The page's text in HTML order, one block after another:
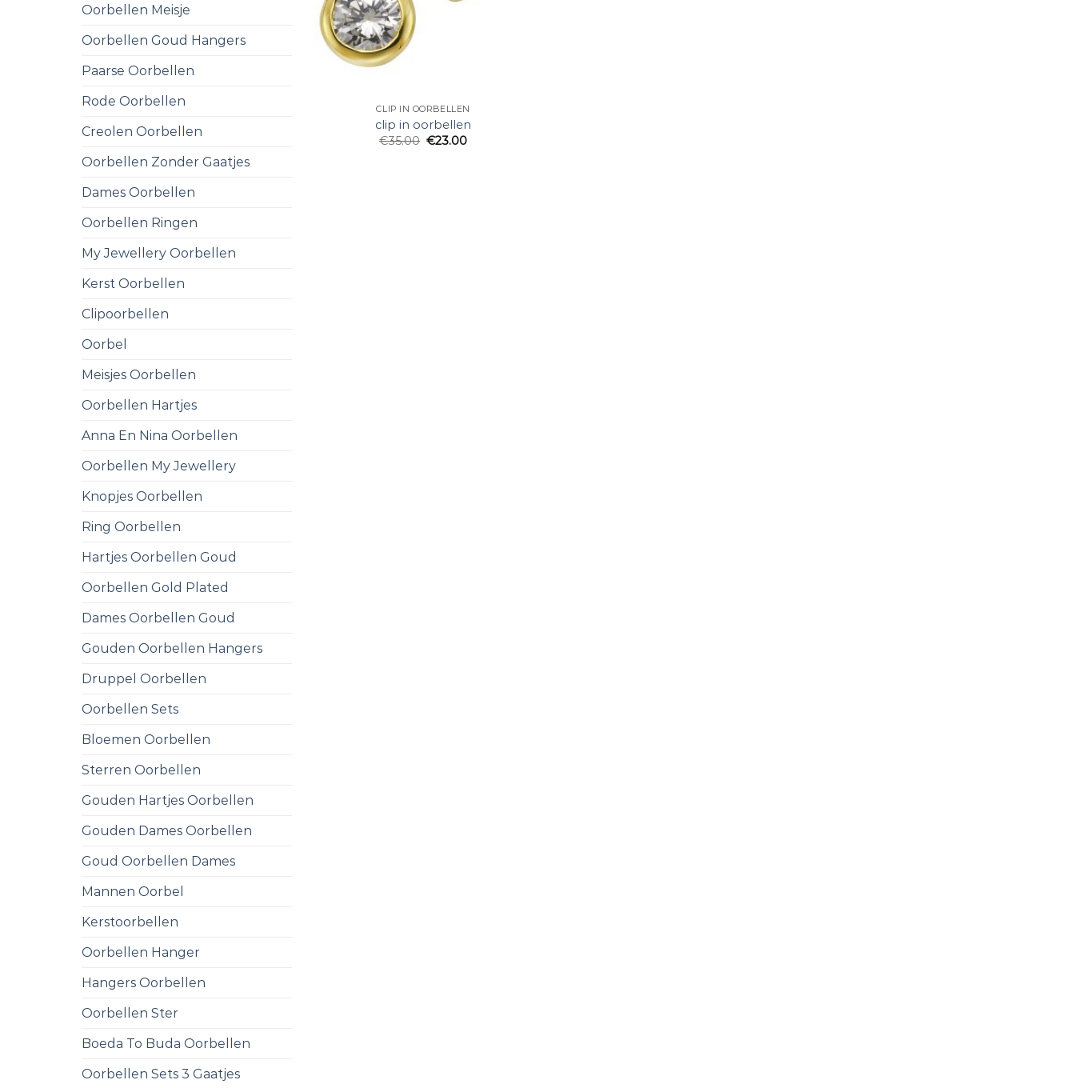
Oorbellen Meisje
Oorbellen Goud Hangers
Paarse Oorbellen
Rode Oorbellen
Creolen Oorbellen
Oorbellen Zonder Gaatjes
Dames Oorbellen
Oorbellen Ringen
My Jewellery Oorbellen
Kerst Oorbellen
Clipoorbellen
Oorbel
Meisjes Oorbellen
Oorbellen Hartjes
Anna En Nina Oorbellen
Oorbellen My Jewellery
Knopjes Oorbellen
Ring Oorbellen
Hartjes Oorbellen Goud
Oorbellen Gold Plated
Dames Oorbellen Goud
Gouden Oorbellen Hangers
Druppel Oorbellen
Oorbellen Sets
Bloemen Oorbellen
Sterren Oorbellen
Gouden Hartjes Oorbellen
Gouden Dames Oorbellen
Goud Oorbellen Dames
Mannen Oorbel
Kerstoorbellen
Oorbellen Hanger
Hangers Oorbellen
Oorbellen Ster
Boeda To Buda Oorbellen
Oorbellen Sets 3 Gaatjes
CLIP IN OORBELLEN
clip in oorbellen
€35.00 €23.00